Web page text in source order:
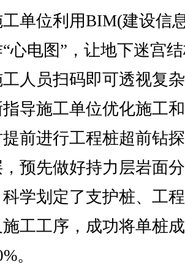
单位利用BIM(建设信
心电图”，让地下迷宫
人员扫码即可透视复
导施工单位优化施工
前进行工程桩超前钻
预先做好持力层岩面
学划定了支护桩、工
工工序，成功将单桩
。